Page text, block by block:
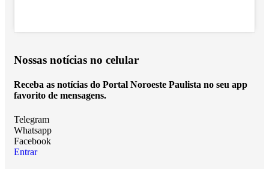
Nossas notícias no celular
Receba as notícias do Portal Noroeste Paulista no seu app
favorito de mensagens.
Telegram
Whatsapp
Facebook
Entrar